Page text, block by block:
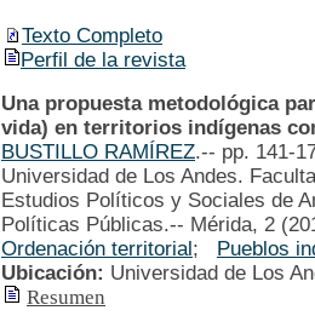
Texto Completo
Perfil de la revista
Una propuesta metodológica
vida) en territorios indígenas
BUSTILLO RAMÍREZ.-- pp. 141-
Universidad de Los Andes.
Estudios Políticos y Sociales de
Políticas Públicas.-- Mérida, 2
Ordenación territorial; Pueblos
Ubicación: Universidad de Los
Resumen